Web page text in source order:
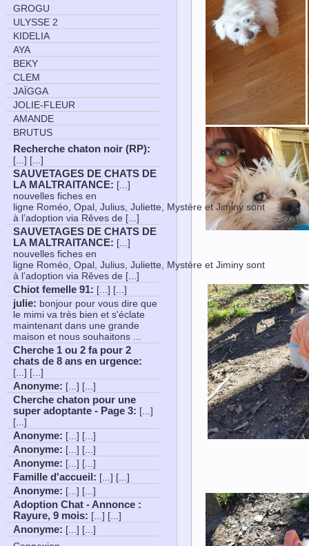
GROGU
ULYSSE 2
KIDELIA
AYA
BEKY
CLEM
JAÏGGA
JOLIE-FLEUR
AMANDE
BRUTUS
Recherche chaton noir (RP):
[...] [...]
SAUVETAGES DE CHATS DE
LA MALTRAITANCE: [...]
nouvelles fiches en
ligne Roméo, Opal, Julius, Juliette, Mystère et Jiminy sont
à l’adoption via Rêves de [...]
SAUVETAGES DE CHATS DE
LA MALTRAITANCE: [...]
nouvelles fiches en
ligne Roméo, Opal, Julius, Juliette, Mystère et Jiminy sont
à l’adoption via Rêves de [...]
Chiot femelle 91: [...] [...]
julie: bonjour pour vous dire que
le mimi va très bien et s'éclate
maintenant dans une grande
maison et nous souhaitons ...
Cherche 1 ou 2 fa pour 2
chats de 8 ans en urgence:
[...] [...]
Anonyme: [...] [...]
Cherche chaton pour une
super adoptante - Page 3: [...]
[...]
Anonyme: [...] [...]
Anonyme: [...] [...]
Anonyme: [...] [...]
Famille d'accueil : [...] [...]
Anonyme: [...] [...]
Adoption Chat - Annonce :
Rayure, 9 mois: [...] [...]
Anonyme: [...] [...]